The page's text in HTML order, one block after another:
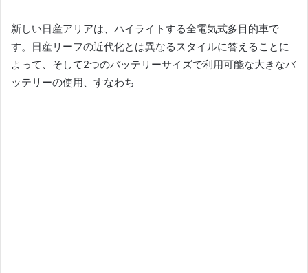
新しい日産アリアは、ハイライトする全電気式多目的車で
す。
日産リーフの近代化とは異なるスタイルに答えることに
よって、そして2つのバッテリーサイズで利用可能な大きなバ
ッテリーの使用、すなわち